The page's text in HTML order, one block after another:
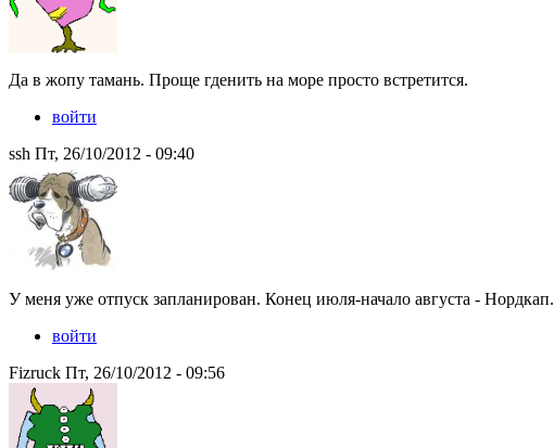
Да в жопу тамань. Проще гденить на море просто встретится.
войти
ssh Пт, 26/10/2012 - 09:40
У меня уже отпуск запланирован. Конец июля-начало августа - Нордкап.
войти
Fizruck Пт, 26/10/2012 - 09:56